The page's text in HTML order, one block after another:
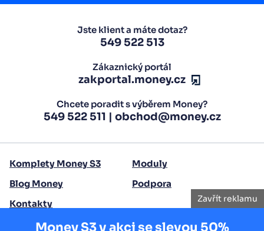
Zavřít reklamu
Money S3 v akci se slevou 50%
Jste klient a máte dotaz?
549 522 513
Zákaznický portál
zakportal.money.cz
Chcete poradit s výběrem Money?
549 522 511 | obchod@money.cz
Komplety Money S3
Moduly
Blog Money
Podpora
Kontakty
Copyright 2026 Seyfor, a. s.